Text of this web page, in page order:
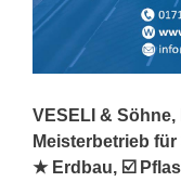
VESELI &
Meisterbetrieb
★ Erdbau, ☑️